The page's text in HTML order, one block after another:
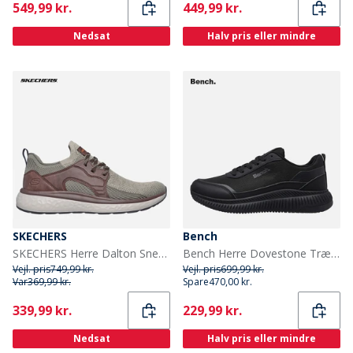
Current
549,99 kr.
Nedsat
Current
449,99 kr.
Halv pris eller mindre
SKECHERS
SKECHERS Herre Dalton Sneakers Natural
Vejl. pris749,99 kr.
Var369,99 kr.
Current
339,99 kr.
Nedsat
Bench
Bench Herre Dovestone Træningssko Sort
Vejl. pris699,99 kr.
Spare470,00 kr.
Current
229,99 kr.
Halv pris eller mindre